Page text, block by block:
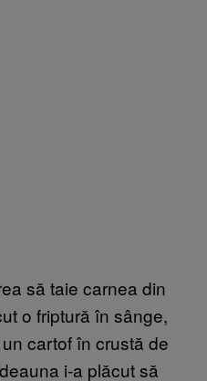
să taie carnea din
o friptură în sânge,
cartof în crustă de
i-a plăcut să